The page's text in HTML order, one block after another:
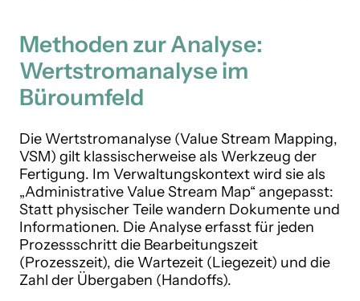
Methoden zur Analyse:
Wertstromanalyse im
Büroumfeld
Die Wertstromanalyse (Value Stream Mapping,
VSM) gilt klassischerweise als Werkzeug der
Fertigung. Im Verwaltungskontext wird sie als
„Administrative Value Stream Map“ angepasst:
Statt physischer Teile wandern Dokumente und
Informationen. Die Analyse erfasst für jeden
Prozessschritt die Bearbeitungszeit
(Prozesszeit), die Wartezeit (Liegezeit) und die
Zahl der Übergaben (Handoffs).